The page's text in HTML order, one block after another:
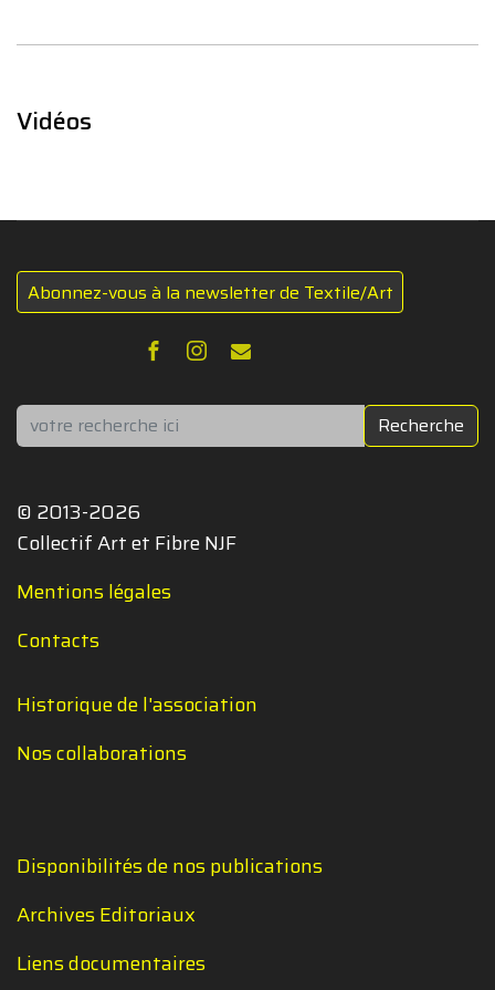
Vidéos
Abonnez-vous à la newsletter de Textile/Art
Rechercher Recherche
© 2013-2026
Collectif Art et Fibre NJF
Mentions légales
Contacts
Historique de l'association
Nos collaborations
Disponibilités de nos publications
Archives Editoriaux
Liens documentaires